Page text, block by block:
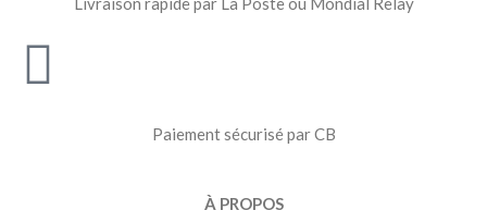
Paiement sécurisé par CB
À PROPOS